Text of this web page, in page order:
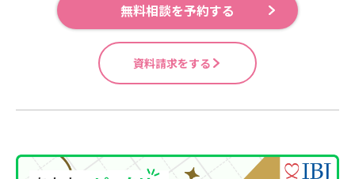
無料相談を予約する
資料請求をする